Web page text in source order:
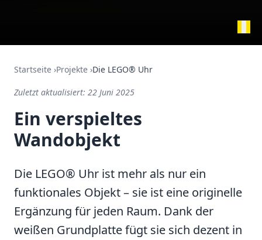
Startseite ›Projekte ›Die LEGO® Uhr
Zuletzt aktualisiert: 22 Juni 2025
Ein verspieltes
Wandobjekt
Die LEGO® Uhr ist mehr als nur ein
funktionales Objekt – sie ist eine originelle
Ergänzung für jeden Raum. Dank der
weißen Grundplatte fügt sie sich dezent in